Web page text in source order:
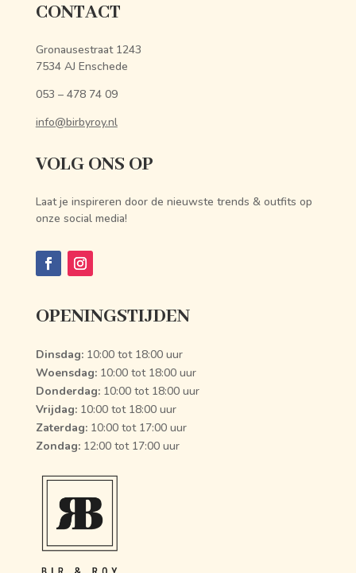
CONTACT
Gronausestraat 1243
7534 AJ Enschede
053 – 478 74 09
info@birbyroy.nl
VOLG ONS OP
Laat je inspireren door de nieuwste trends & outfits op
onze social media!
OPENINGSTIJDEN
Dinsdag:10:00 tot 18:00 uur
Woensdag:10:00 tot 18:00 uur
Donderdag:10:00 tot 18:00 uur
Vrijdag:10:00 tot 18:00 uur
Zaterdag:10:00 tot 17:00 uur
Zondag:12:00 tot 17:00 uur